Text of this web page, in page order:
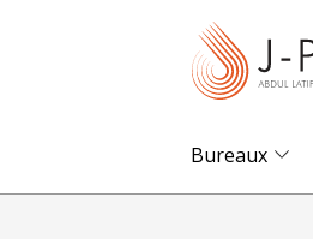
Bureaux